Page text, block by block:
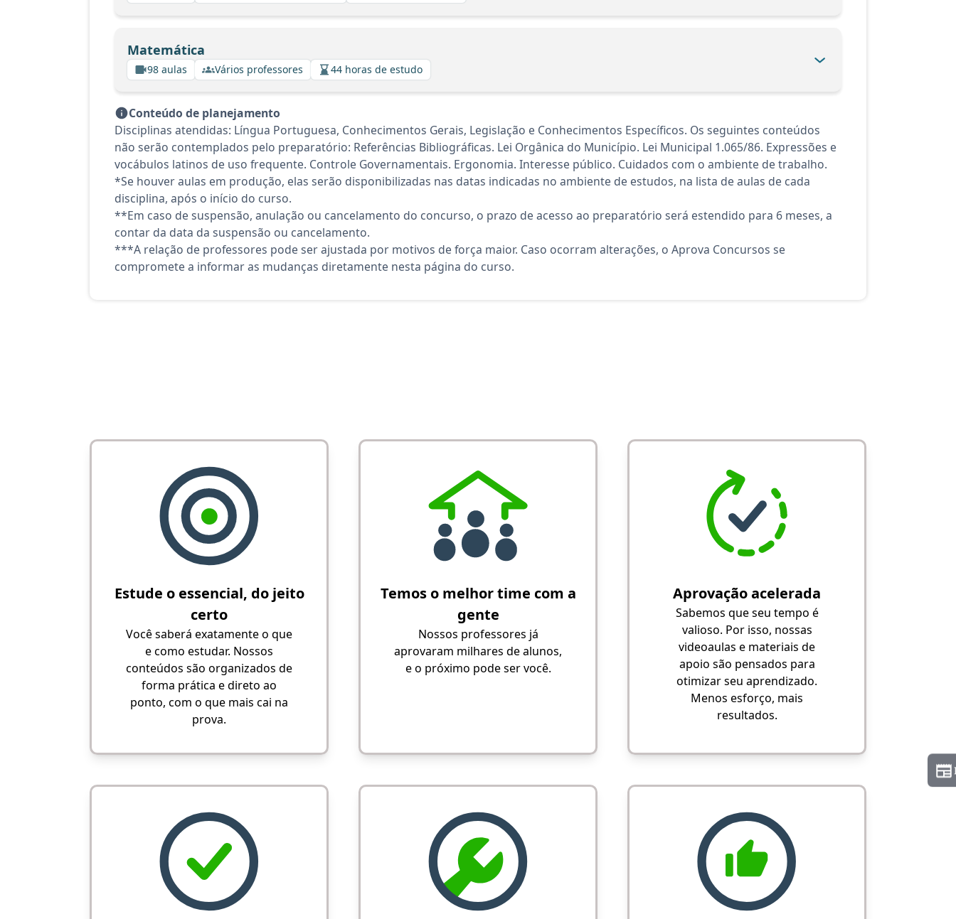
Matemática
98 aulas Vários professores 44 horas de estudo
Conteúdo de planejamento
Disciplinas atendidas: Língua Portuguesa, Conhecimentos Gerais, Legislação e Conhecimentos Específicos. Os seguintes conteúdos
não serão contemplados pelo preparatório: Referências Bibliográficas. Lei Orgânica do Município. Lei Municipal 1.065/86. Expressões e
vocábulos latinos de uso frequente. Controle Governamentais. Ergonomia. Interesse público. Cuidados com o ambiente de trabalho.
*Se houver aulas em produção, elas serão disponibilizadas nas datas indicadas no ambiente de estudos, na lista de aulas de cada
disciplina, após o início do curso.
**Em caso de suspensão, anulação ou cancelamento do concurso, o prazo de acesso ao preparatório será estendido para 6 meses, a
contar da data da suspensão ou cancelamento.
***A relação de professores pode ser ajustada por motivos de força maior. Caso ocorram alterações, o Aprova Concursos se
compromete a informar as mudanças diretamente nesta página do curso.
Estude o essencial, do jeito
certo
Você saberá exatamente o que
e como estudar. Nossos
conteúdos são organizados de
forma prática e direto ao
ponto, com o que mais cai na
prova.
Temos o melhor time com a
gente
Nossos professores já
aprovaram milhares de alunos,
e o próximo pode ser você.
Aprovação acelerada
Sabemos que seu tempo é
valioso. Por isso, nossas
videoaulas e materiais de
apoio são pensados para
otimizar seu aprendizado.
Menos esforço, mais
resultados.